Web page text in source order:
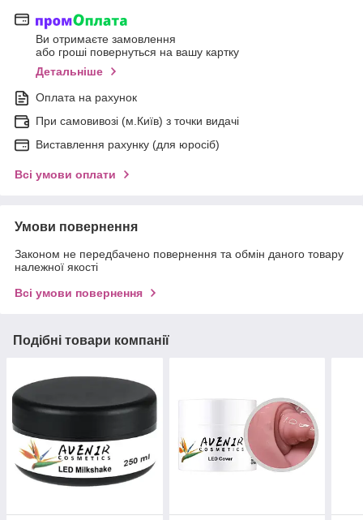
Ви отримаєте замовлення
або гроші повернуться на вашу картку
Детальніше
Оплата на рахунок
При самовивозі (м.Київ) з точки видачі
Виставлення рахунку (для юросіб)
Всі умови оплати
Умови повернення
Законом не передбачено повернення та обмін даного товару
належної якості
Всі умови повернення
Подібні товари компанії